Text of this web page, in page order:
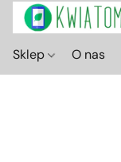
Sklep O nas